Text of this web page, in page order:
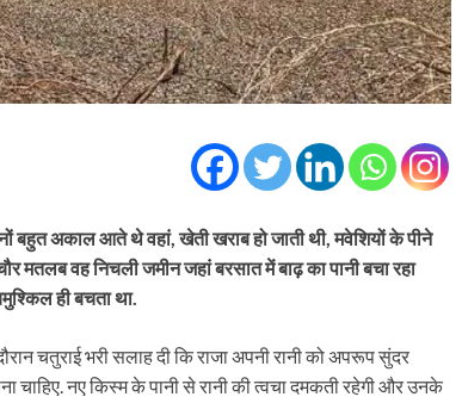
बहुत अकाल आते थे वहां, खेती खराब हो जाती थी, मवेशियों के पीने
मतलब वह निचली जमीन जहां बरसात में बाढ़ का पानी बचा रहा
ही बचता था.
चतुराई भरी सलाह दी कि राजा अपनी रानी को अपरूप सुंदर
चाहिए. नए किस्म के पानी से रानी की त्वचा दमकती रहेगी और उनके